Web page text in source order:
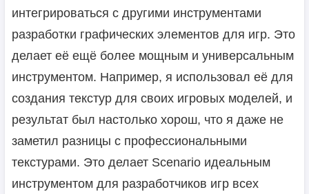
интегрироваться с другими инструментами
разработки графических элементов для игр. Это
делает её ещё более мощным и универсальным
инструментом. Например, я использовал её для
создания текстур для своих игровых моделей, и
результат был настолько хорош, что я даже не
заметил разницы с профессиональными
текстурами. Это делает Scenario идеальным
инструментом для разработчиков игр всех